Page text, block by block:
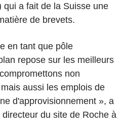
a fait de la Suisse une
de brevets.
en tant que pôle
repose sur les meilleurs
non
aussi les emplois de
d'approvisionnement », a
du site de Roche à